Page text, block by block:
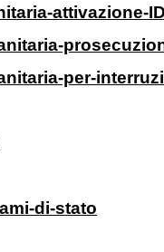
attivazione-ID
per-
di-stato